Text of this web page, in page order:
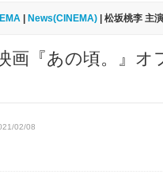
News(CINEMA) | 松坂桃李 主
画『あの頃。』
02/08